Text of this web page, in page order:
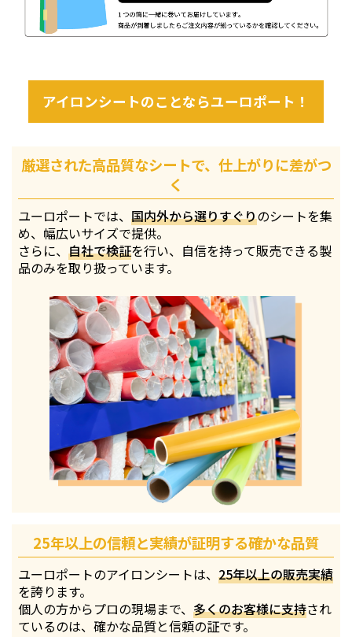
アイロンシートのことならユーロポート！
厳選された高品質なシートで、仕上がりに差がつ
く
ユーロポートでは、国内外から選りすぐりのシートを集
め、幅広いサイズで提供。
さらに、自社で検証を行い、自信を持って販売できる製
品のみを取り扱っています。
25年以上の信頼と実績が証明する確かな品質
ユーロポートのアイロンシートは、25年以上の販売実績
を誇ります。
個人の方からプロの現場まで、多くのお客様に支持され
ているのは、確かな品質と信頼の証です。